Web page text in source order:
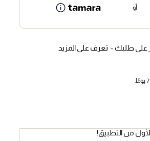
أو
تعرف على المزيد